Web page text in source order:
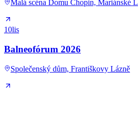
Malá scéna Domu Chopin, Mariánské
10lis
Balneofórum 2026
Společenský dům, Františkovy Lázně